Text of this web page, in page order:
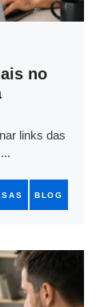
no
links das
BLOG